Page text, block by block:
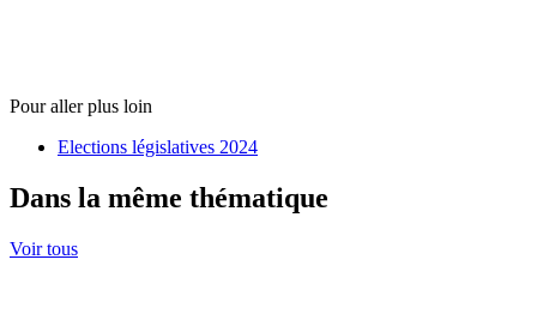
Pour aller plus loin
Elections législatives 2024
Dans la même thématique
Voir tous